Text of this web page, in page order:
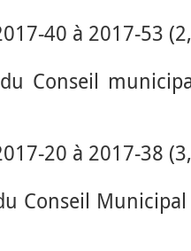
40 à 2017-53
du Conseil
20 à 2017-38
Conseil